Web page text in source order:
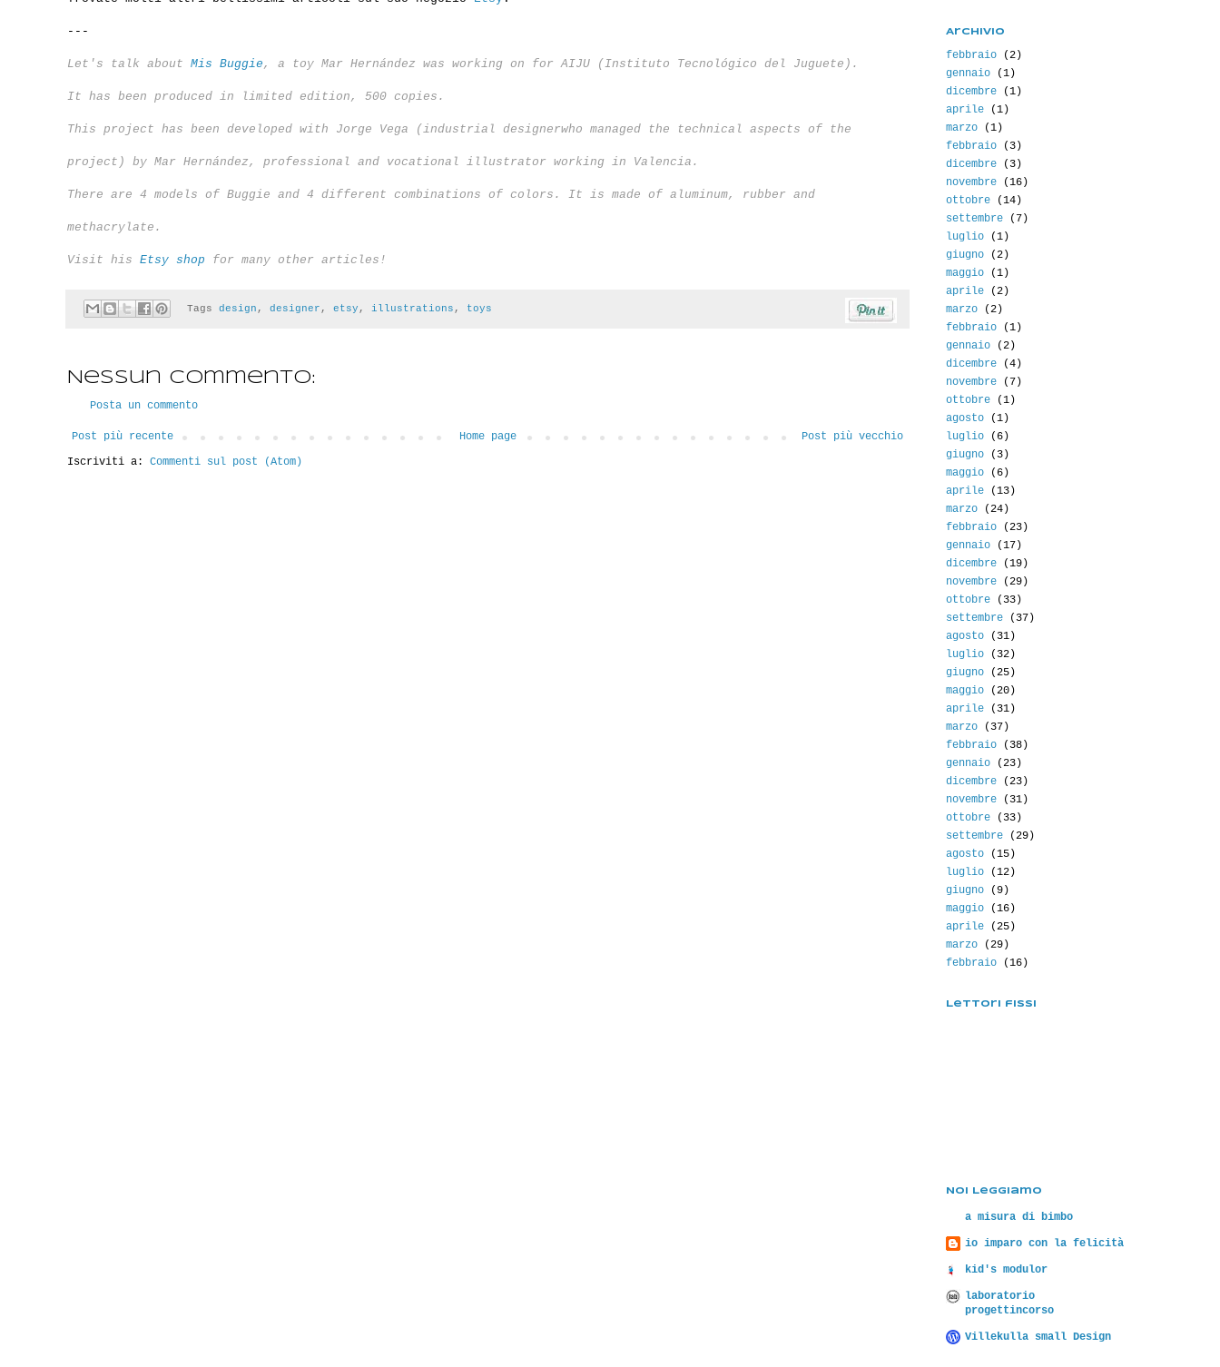
---
Let's talk about Mis Buggie, a toy Mar Hernández was working on for AIJU (Instituto Tecnológico del Juguete).
It has been produced in limited edition, 500 copies.
This project has been developed with Jorge Vega (industrial designerwho managed the technical aspects of the
project) by Mar Hernández, professional and vocational illustrator working in Valencia.
There are 4 models of Buggie and 4 different combinations of colors. It is made of aluminum, rubber and
methacrylate.
Visit his Etsy shop for many other articles!
Tags design , designer , etsy , illustrations , toys
Nessun commento:
Posta un commento
Post più recente Post più vecchio
Home page
Iscriviti a: Commenti sul post (Atom)
Archivio
febbraio (2)
gennaio (1)
dicembre (1)
aprile (1)
marzo (1)
febbraio (3)
dicembre (3)
novembre (16)
ottobre (14)
settembre (7)
luglio (1)
giugno (2)
maggio (1)
aprile (2)
marzo (2)
febbraio (1)
gennaio (2)
dicembre (4)
novembre (7)
ottobre (1)
agosto (1)
luglio (6)
giugno (3)
maggio (6)
aprile (13)
marzo (24)
febbraio (23)
gennaio (17)
dicembre (19)
novembre (29)
ottobre (33)
settembre (37)
agosto (31)
luglio (32)
giugno (25)
maggio (20)
aprile (31)
marzo (37)
febbraio (38)
gennaio (23)
dicembre (23)
novembre (31)
ottobre (33)
settembre (29)
agosto (15)
luglio (12)
giugno (9)
maggio (16)
aprile (25)
marzo (29)
febbraio (16)
Lettori fissi
Noi Leggiamo
a misura di bimbo
io imparo con la felicità
kid's modulor
laboratorio
progettincorso
Villekulla small Design